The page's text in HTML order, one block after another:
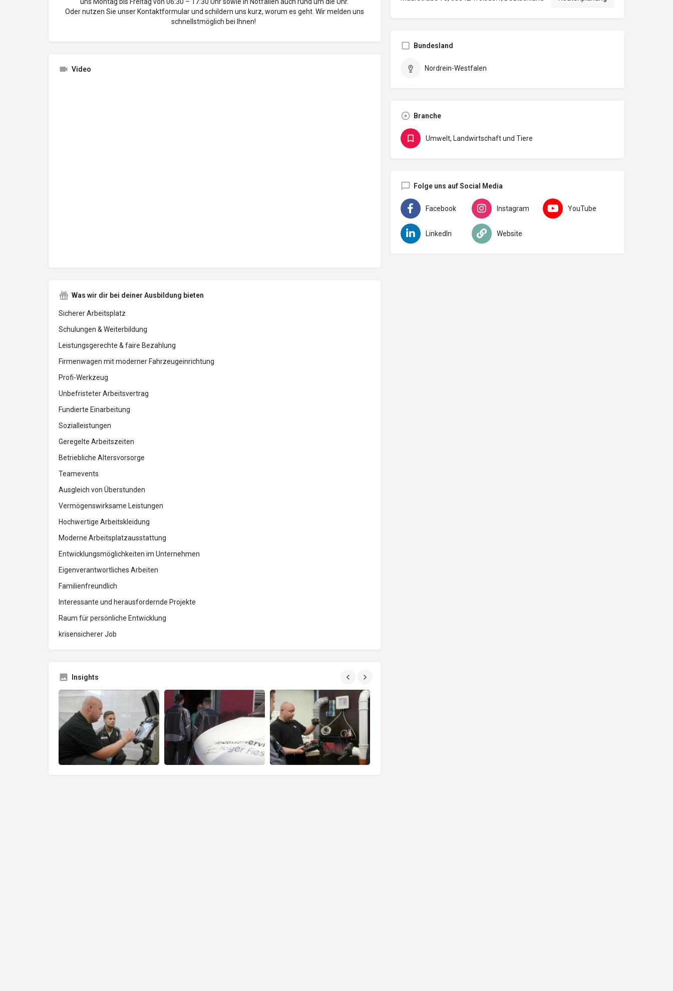
uns Montag bis Freitag von 06:30 – 17:30 Uhr sowie in Notfällen auch rund um die Uhr.
Oder nutzen Sie unser Kontaktformular und schildern uns kurz, worum es geht. Wir melden uns
schnellstmöglich bei Ihnen!
Video
Was wir dir bei deiner Ausbildung bieten
Sicherer Arbeitsplatz
Schulungen & Weiterbildung
Leistungsgerechte & faire Bezahlung
Firmenwagen mit moderner Fahrzeugeinrichtung
Profi-Werkzeug
Unbefristeter Arbeitsvertrag
Fundierte Einarbeitung
Sozialleistungen
Geregelte Arbeitszeiten
Betriebliche Altersvorsorge
Teamevents
Ausgleich von Überstunden
Vermögenswirksame Leistungen
Hochwertige Arbeitskleidung
Moderne Arbeitsplatzausstattung
Entwicklungsmöglichkeiten im Unternehmen
Eigenverantwortliches Arbeiten
Familienfreundlich
Interessante und herausfordernde Projekte
Raum für persönliche Entwicklung
krisensicherer Job
Insights
Bundesland
Nordrein-Westfalen
Branche
Umwelt, Landwirtschaft und Tiere
Folge uns auf Social Media
Facebook Instagram YouTube
LinkedIn Website